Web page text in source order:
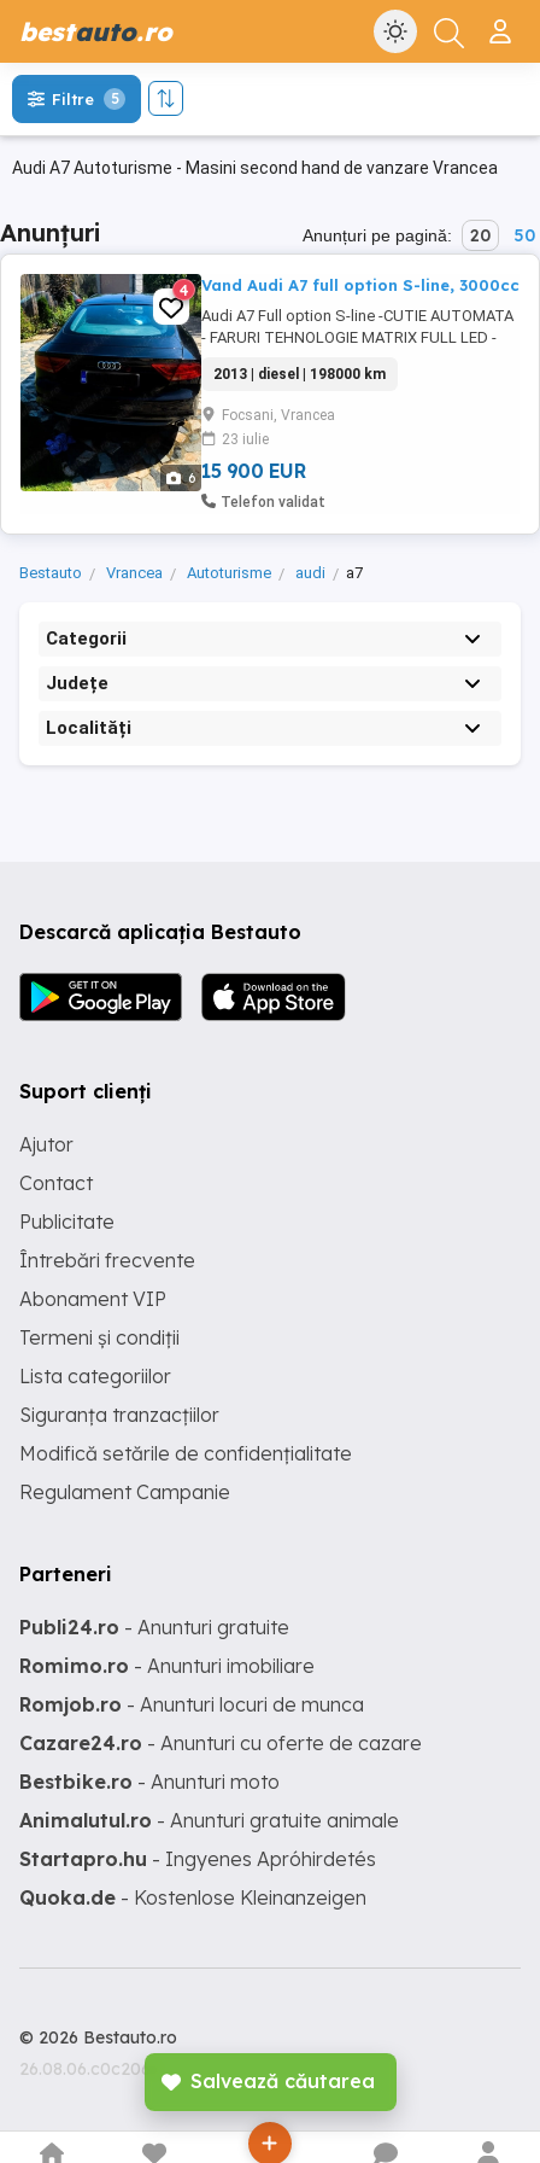
bestauto.ro
Salvează căutarea
Audi A7 Autoturisme - Masini second hand de vanzare Vrancea
Filtre 5
Anunțuri Anunțuri pe pagină: 20 50
6
4 Vand Audi A7 full option S-line, 3000cc
Audi A7 Full option S-line -CUTIE AUTOMATA
- FARURI TEHNOLOGIE MATRIX FULL LED -
display -Camere fata spate senzori 360 grade
- Ofer certificat fiscal pe loc! - INTERIOR S-
LINE EDITION imbracate in piele Alcantara -
Scaune COMPETITION cu Multiple Reglaje
Electrice Inclusiv ...
2013 | diesel | 198000 km
Focsani, Vrancea
23 iulie
15 900 EUR
Telefon validat
Bestauto Vrancea Autoturisme audi a7
Categorii
Județe
Localități
Descarcă aplicația Bestauto
Suport clienți
Ajutor
Contact
Publicitate
Întrebări frecvente
Abonament VIP
Termeni și condiții
Lista categoriilor
Siguranța tranzacțiilor
Modifică setările de confidențialitate
Regulament Campanie
Parteneri
Publi24.ro - Anunturi gratuite
Romimo.ro - Anunturi imobiliare
Romjob.ro - Anunturi locuri de munca
Cazare24.ro - Anunturi cu oferte de cazare
Bestbike.ro - Anunturi moto
Animalutul.ro - Anunturi gratuite animale
Startapro.hu - Ingyenes Apróhirdetés
Quoka.de - Kostenlose Kleinanzeigen
© 2026 Bestauto.ro
26.08.06.c0c206c